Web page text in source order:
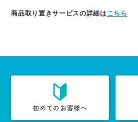
商品取り置きサービスの詳細はこちら
初めてのお客様へ